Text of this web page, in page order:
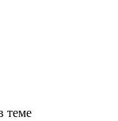
теме